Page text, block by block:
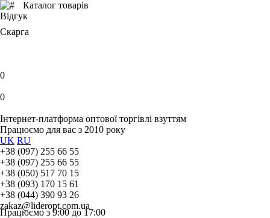
Каталог товарів
Відгук
Скарга
0
0
Інтернет-платформа оптової торгівлі взуттям
Працюємо для вас з 2010 року
UK RU
+38 (097) 255 66 55
+38 (097) 255 66 55
+38 (050) 517 70 15
+38 (093) 170 15 61
+38 (044) 390 93 26
zakaz@lideropt.com.ua
Працюємо з 9:00 до 17:00